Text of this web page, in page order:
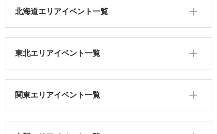
北海道エリアイベント一覧
東北エリアイベント一覧
関東エリアイベント一覧